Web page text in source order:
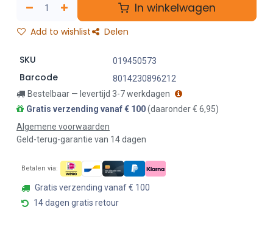
In winkelwagen
Add to wishlist Delen
SKU 019450573
Barcode
8014230896212
Bestelbaar — levertijd 3-7 werkdagen
Gratis verzending vanaf € 100(daaronder € 6,95)
Algemene voorwaarden
Geld-terug-garantie van 14 dagen
Betalen via:
Gratis verzending vanaf € 100
14 dagen gratis retour